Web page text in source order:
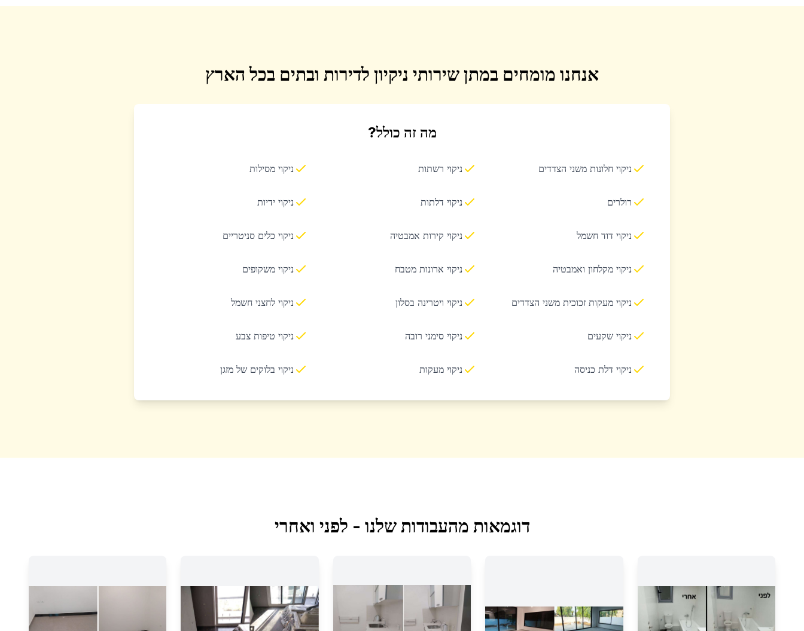
אנחנו מומחים במתן שירותי ניקיון לדירות ובתים בכל הארץ
מה זה כולל?
ניקוי חלונות משני הצדדים ניקוי רשתות ניקוי מסילות
רולרים ניקוי דלתות ניקוי ידיות
ניקוי דוד חשמל ניקוי קירות אמבטיה ניקוי כלים סניטריים
ניקוי מקלחון ואמבטיה ניקוי ארונות מטבח ניקוי משקופים
ניקוי מעקות זכוכית משני הצדדים ניקוי ויטרינה בסלון ניקוי לחצני חשמל
ניקוי שקעים ניקוי סימני רובה ניקוי טיפות צבע
ניקוי דלת כניסה ניקוי מעקות ניקוי בלוקים של מזגן
דוגמאות מהעבודות שלנו - לפני ואחרי